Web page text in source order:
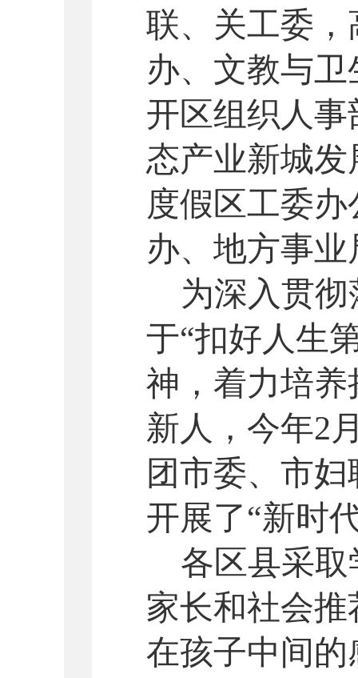
联、关工委
办、文教与
开区组织人
态产业新城
度假区工委
办、地方事业
为深入贯
于“扣好人生
神，着力培
新人，今年2
团市委、市
开展了“新时
各区县采
家长和社会
在孩子中间